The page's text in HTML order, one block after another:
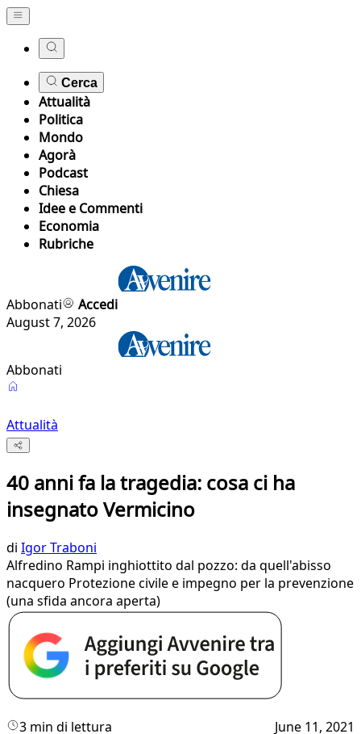
Cerca
Attualità
Politica
Mondo
Agorà
Podcast
Chiesa
Idee e Commenti
Economia
Rubriche
Abbonati
Accedi
August 7, 2026
Abbonati
Attualità
40 anni fa la tragedia: cosa ci ha
insegnato Vermicino
di Igor Traboni
Alfredino Rampi inghiottito dal pozzo: da quell'abisso
nacquero Protezione civile e impegno per la prevenzione
(una sfida ancora aperta)
3 min di lettura June 11, 2021